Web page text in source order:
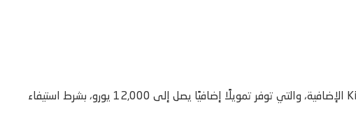
يمكن للطلبة الحاصلين على منحة UTS التقدم أيضًا لمنحة Kipaji الإضافية، والتي توفر تمويلًا إضافيًا يصل إلى 12,000 يورو، بشرط استيفاء